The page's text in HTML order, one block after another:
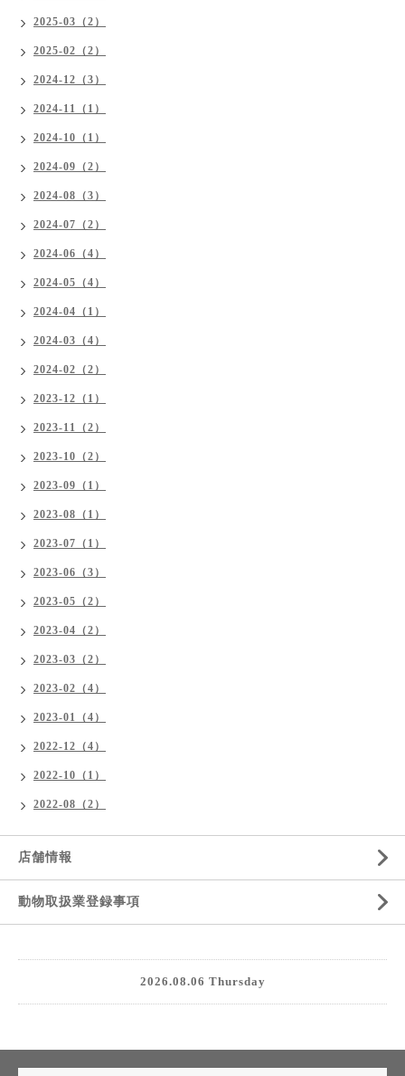
2025-03（2）
2025-02（2）
2024-12（3）
2024-11（1）
2024-10（1）
2024-09（2）
2024-08（3）
2024-07（2）
2024-06（4）
2024-05（4）
2024-04（1）
2024-03（4）
2024-02（2）
2023-12（1）
2023-11（2）
2023-10（2）
2023-09（1）
2023-08（1）
2023-07（1）
2023-06（3）
2023-05（2）
2023-04（2）
2023-03（2）
2023-02（4）
2023-01（4）
2022-12（4）
2022-10（1）
2022-08（2）
店舗情報
動物取扱業登録事項
2026.08.06 Thursday